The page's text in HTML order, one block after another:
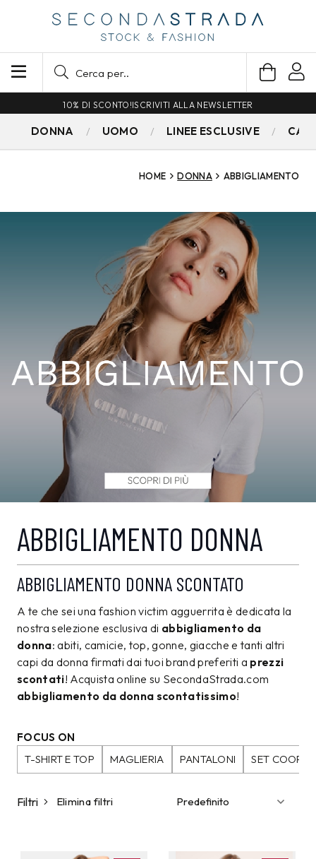
SPEDIZIONE GRATUITA PER ORDINI SUPERIORI A 79€
DONNA UOMO LINEE ESCLUSIVE
HOME DONNA ABBIGLIAMENTO
ABBIGLIAMENTO DONNA
ABBIGLIAMENTO DONNA SCONTATO
A te che sei una fashion victim agguerrita è dedicata la
nostra selezione esclusiva di abbigliamento da
donna: abiti, camicie, top, gonne, giacche e tanti altri
capi da donna firmati dai tuoi brand preferiti a prezzi
scontati! Acquista online su SecondaStrada.com
abbigliamento da donna scontatissimo!
FOCUS ON
T-SHIRT E TOP
MAGLIERIA PANTALONI SET
Filtri Elimina filtri